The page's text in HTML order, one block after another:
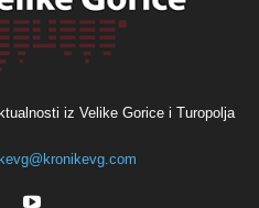
iz Velike Gorice i Turopolja